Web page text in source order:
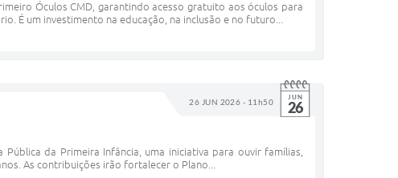
Óculos CMD, garantindo acesso gratuito aos óculos para
É um investimento na educação, na inclusão e no futuro...
26 JUN 2026 - 11h50 JUN
26
da Primeira Infância, uma iniciativa para ouvir famílias,
As contribuições irão fortalecer o Plano...